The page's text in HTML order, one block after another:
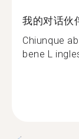
我的对话伙
Chiunque
bene L